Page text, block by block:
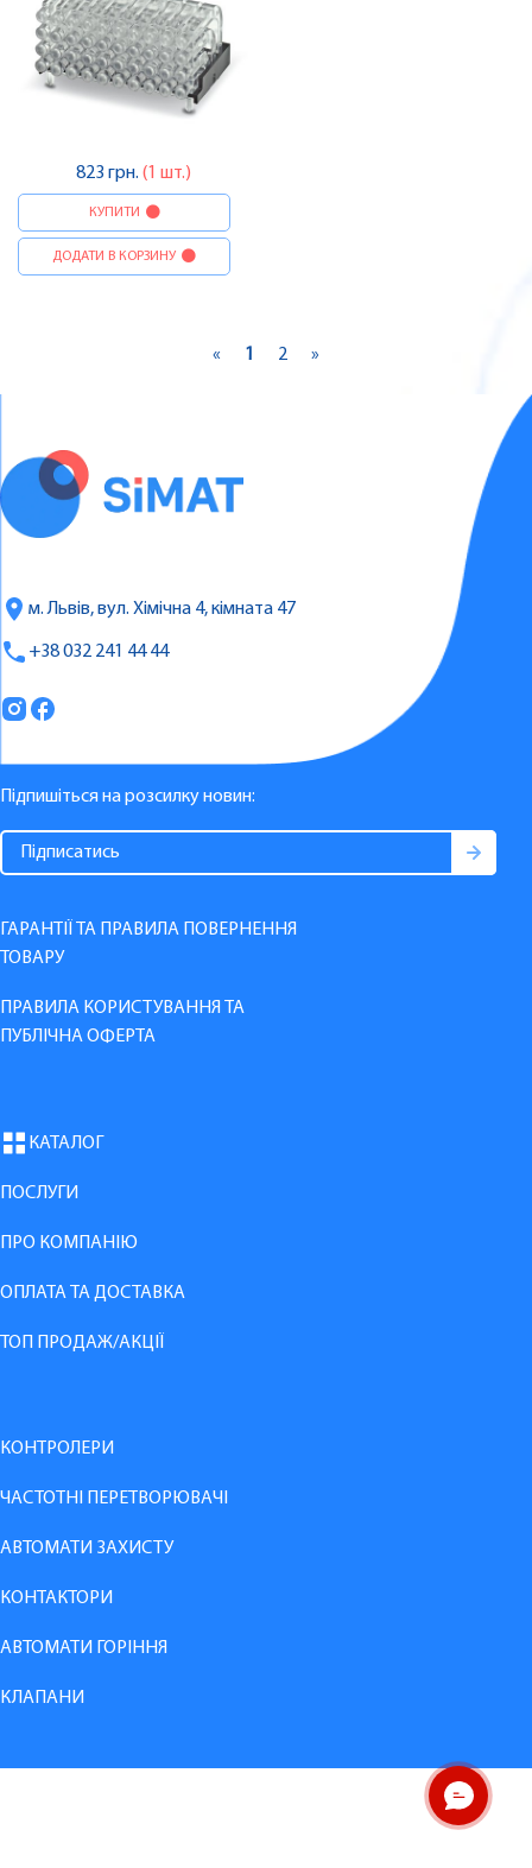
823 грн. (1 шт.)
КУПИТИ
ДОДАТИ В КОРЗИНУ
« 1 2 »
м. Львів, вул. Хімічна 4, кімната 47
+38 032 241 44 44
Підпишіться на розсилку новин:
ГАРАНТІЇ ТА ПРАВИЛА ПОВЕРНЕННЯ
ТОВАРУ
ПРАВИЛА КОРИСТУВАННЯ ТА
ПУБЛІЧНА ОФЕРТА
КАТАЛОГ
ПОСЛУГИ
ПРО КОМПАНІЮ
ОПЛАТА ТА ДОСТАВКА
ТОП ПРОДАЖ/АКЦІЇ
КОНТРОЛЕРИ
ЧАСТОТНІ ПЕРЕТВОРЮВАЧІ
АВТОМАТИ ЗАХИСТУ
КОНТАКТОРИ
АВТОМАТИ ГОРІННЯ
КЛАПАНИ